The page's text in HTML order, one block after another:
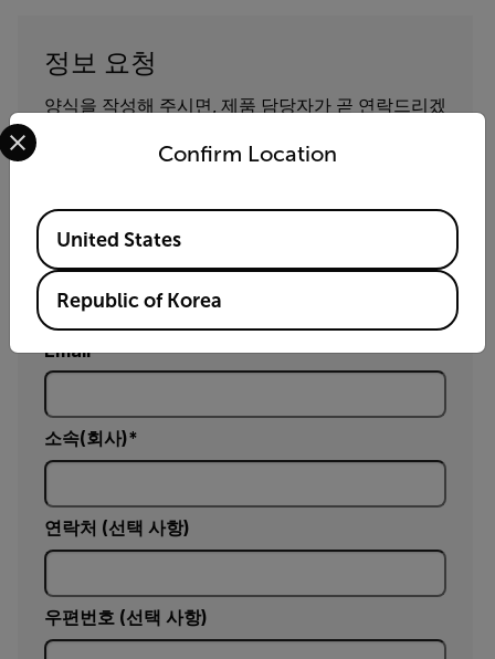
정보 요청
양식을 작성해 주시면, 제품 담당자가 곧 연락드리겠
성
Email
소속(회사)
연락처 (선택 사항)
우편번호 (선택 사항)
Confirm Location
Select your preferred country and language from the
Available Locations
United States
Republic of Korea